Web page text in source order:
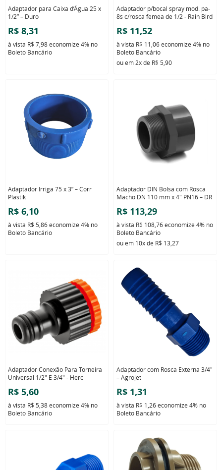
Adaptador para Caixa d’Água 25 x
1/2” – Duro
R$ 8,31
à vista R$ 7,98economize 4% no
Boleto Bancário
Adaptador p/bocal spray mod. pa-
8s c/rosca femea de 1/2 - Rain Bird
R$ 11,52
à vista R$ 11,06economize 4% no
Boleto Bancário
ou em 2xde R$ 5,90
Adaptador Irriga 75 x 3” – Corr
Plastik
R$ 6,10
à vista R$ 5,86economize 4% no
Boleto Bancário
Adaptador DIN Bolsa com Rosca
Macho DN 110 mm x 4" PN16 – DR
R$ 113,29
à vista R$ 108,76economize 4% no
Boleto Bancário
ou em 10xde R$ 13,27
Adaptador Conexão Para Torneira
Universal 1/2" E 3/4" - Herc
R$ 5,60
à vista R$ 5,38economize 4% no
Boleto Bancário
Adaptador com Rosca Externa 3/4"
– Agrojet
R$ 1,31
à vista R$ 1,26economize 4% no
Boleto Bancário